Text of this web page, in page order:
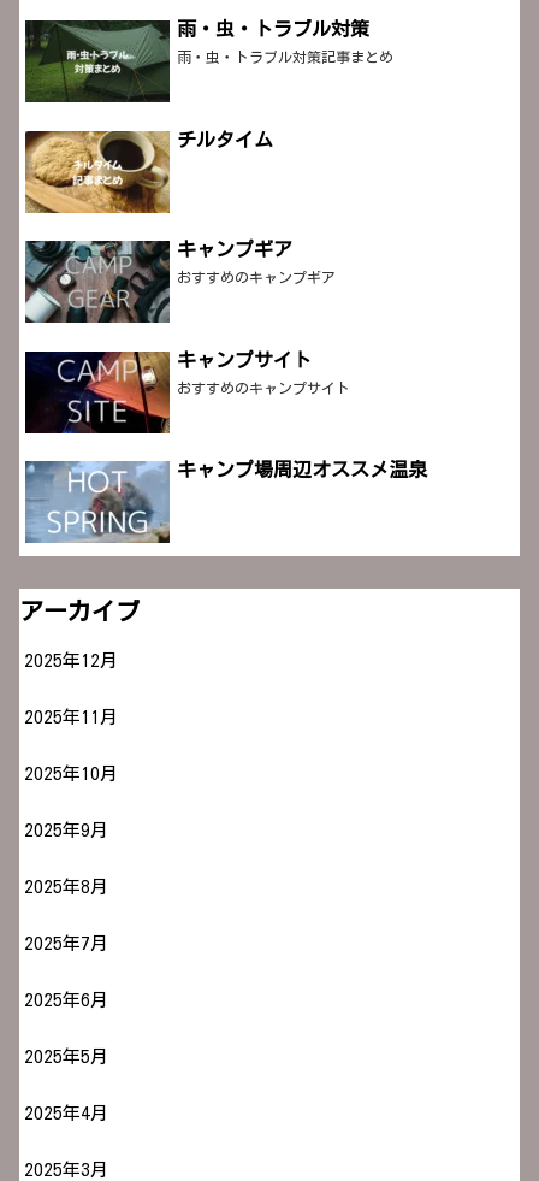
雨・虫・トラブル対策
雨・虫・トラブル対策記事まとめ
チルタイム
キャンプギア
おすすめのキャンプギア
キャンプサイト
おすすめのキャンプサイト
キャンプ場周辺オススメ温泉
アーカイブ
2025年12月
2025年11月
2025年10月
2025年9月
2025年8月
2025年7月
2025年6月
2025年5月
2025年4月
2025年3月